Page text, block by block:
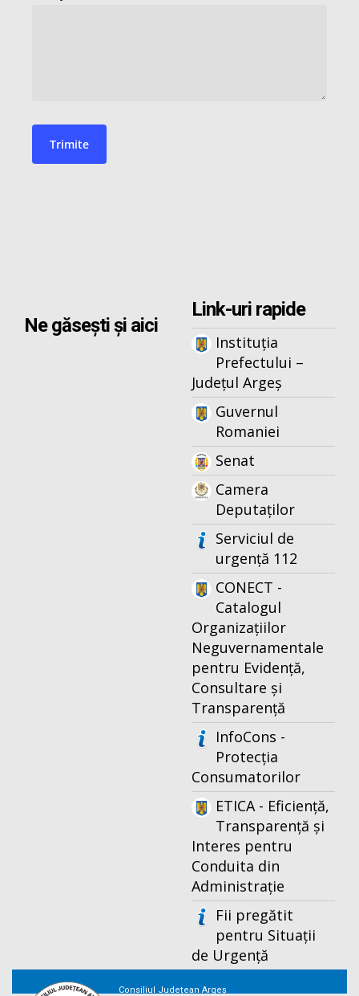
Ne găsești și aici
Link-uri rapide
Instituția
Prefectului –
Județul Argeș
Guvernul
Romaniei
Senat
Camera
Deputaților
Serviciul de
urgență 112
CONECT -
Catalogul
Organizațiilor
Neguvernamentale
pentru Evidență,
Consultare și
Transparență
InfoCons -
Protecția
Consumatorilor
ETICA - Eficiență,
Transparență și
Interes pentru
Conduita din
Administrație
Fii pregătit
pentru Situații
de Urgență
Consiliul Județean Argeș